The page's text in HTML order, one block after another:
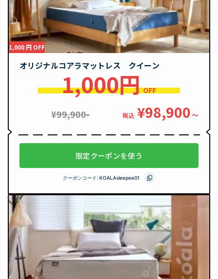
1,000 円 OFF
オリジナルコアラマットレス クイーン
1,000円 OFF
¥99,900- 税込 ¥98,900〜
限定クーポンを使う
クーポンコード: KOALAsleepee01